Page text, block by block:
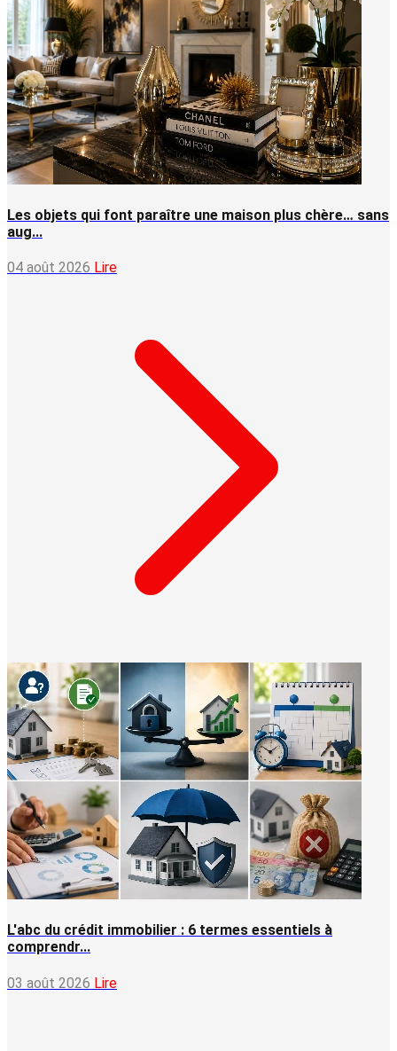
Les objets qui font paraître une maison plus chère… sans
aug...
04 août 2026 Lire
L'abc du crédit immobilier : 6 termes essentiels à
comprendr...
03 août 2026 Lire